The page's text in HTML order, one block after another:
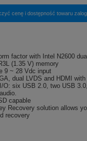
cenę i dostępność towaru
factor with Intel N2600
(1.35 V) memory
9 ~ 28 Vdc input
dual LVDS and HDMI
O: six USB 2.0, two USB
capable
Recovery solution allows
recovery